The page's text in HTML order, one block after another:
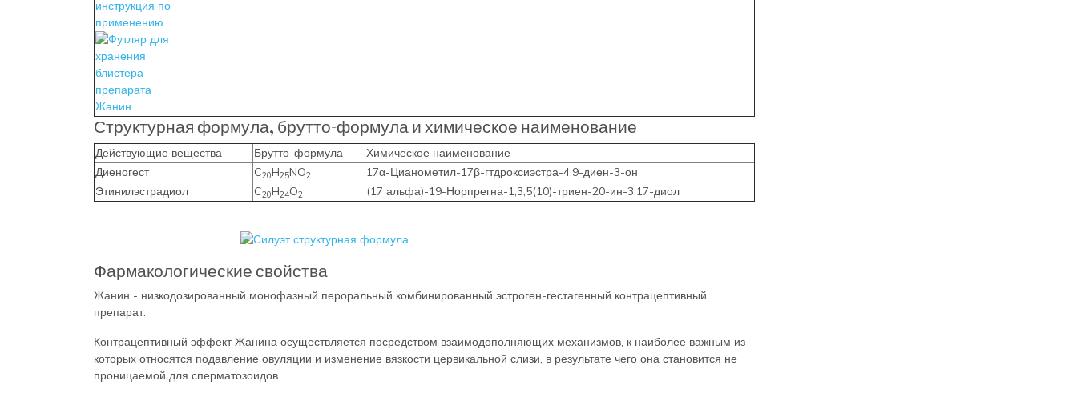
Структурная формула, брутто-формула и химическое наименование
Действующие вещества Брутто-формула
Химическое наименование
Диеногест
C20H25NO2
17α-Цианометил-17β-гтдроксиэстра-4,9-диен-3-он
Этинилэстрадиол
C20H24O2 (17 альфа)-19-Норпрегна-1,3,5(10)-триен-20-ин-3,17-диол
Фармакологические свойства
Жанин - низкодозированный монофазный пероральный комбинированный эстроген-гестагенный контрацептивный
препарат.
Контрацептивный эффект Жанина осуществляется посредством взаимодополняющих механизмов, к наиболее важным из
которых относятся подавление овуляции и изменение вязкости цервикальной слизи, в результате чего она становится не
проницаемой для сперматозоидов.